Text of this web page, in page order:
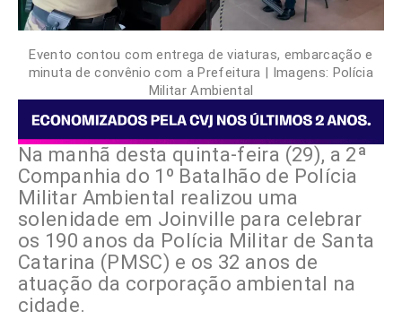
Evento contou com entrega de viaturas, embarcação e
minuta de convênio com a Prefeitura | Imagens: Polícia
Militar Ambiental
Na manhã desta quinta-feira (29), a 2ª
Companhia do 1º Batalhão de Polícia
Militar Ambiental realizou uma
solenidade em Joinville para celebrar
os 190 anos da Polícia Militar de Santa
Catarina (PMSC) e os 32 anos de
atuação da corporação ambiental na
cidade.